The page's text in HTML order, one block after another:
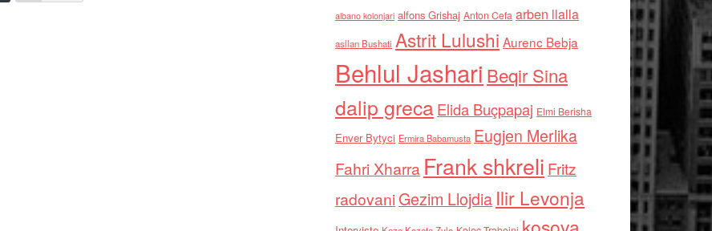
albano kolonjari alfons Grishaj Anton Cefa arben llalla
asllan Bushati Astrit Lulushi Aurenc Bebja
Behlul Jashari Beqir Sina
dalip grecaElida Buçpapaj Elmi Berisha
Enver Bytyci Ermira Babamusta Eugjen Merlika
Fahri Xharra Frank shkreli Fritz
radovaniGezim Llojdia Ilir Levonja